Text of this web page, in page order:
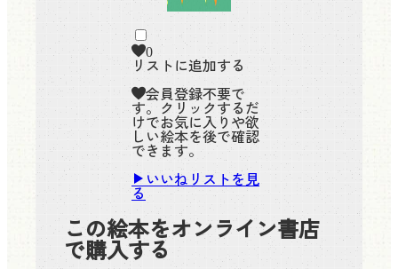
0
リストに追加する
会員登録不要で
す。クリックするだ
けでお気に入りや欲
しい絵本を後で確認
できます。
いいねリストを見
る
この絵本をオンライン書店
で購入する